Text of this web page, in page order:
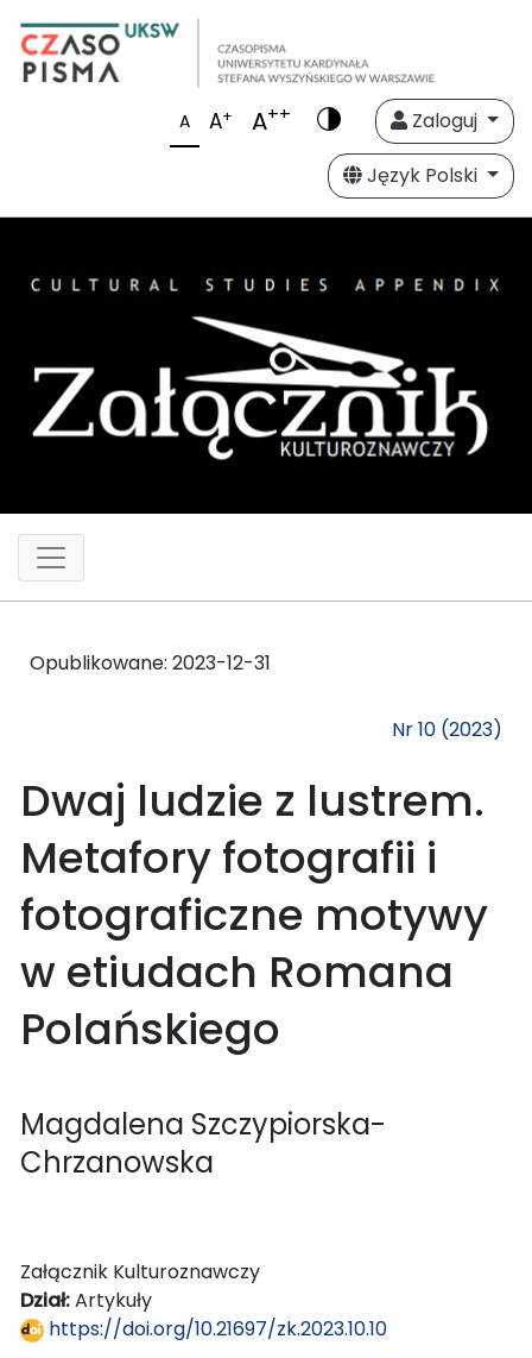
A A+ A++
Zaloguj
Język Polski
Opublikowane: 2023-12-31
Nr 10 (2023)
Dwaj ludzie z lustrem.
Metafory fotografii i
fotograficzne motywy
w etiudach Romana
Polańskiego
Magdalena Szczypiorska-
Chrzanowska
Załącznik Kulturoznawczy
Dział:Artykuły
https://doi.org/10.21697/zk.2023.10.10